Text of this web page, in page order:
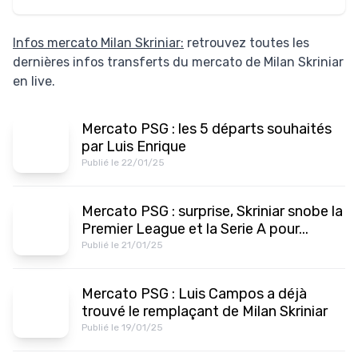
Infos mercato Milan Skriniar: retrouvez toutes les
dernières infos transferts du mercato de Milan Skriniar
en live.
Mercato PSG : les 5 départs souhaités
par Luis Enrique
Publié le 22/01/25
Mercato PSG : surprise, Skriniar snobe la
Premier League et la Serie A pour...
Publié le 21/01/25
Mercato PSG : Luis Campos a déjà
trouvé le remplaçant de Milan Skriniar
Publié le 19/01/25